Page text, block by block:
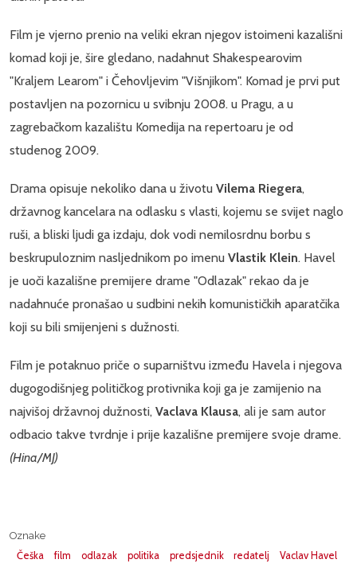
Film je vjerno prenio na veliki ekran njegov istoimeni kazališni
komad koji je, šire gledano, nadahnut Shakespearovim
"Kraljem Learom" i Čehovljevim "Višnjikom". Komad je prvi put
postavljen na pozornicu u svibnju 2008. u Pragu, a u
zagrebačkom kazalištu Komedija na repertoaru je od
studenog 2009.
Drama opisuje nekoliko dana u životu Vilema Riegera,
državnog kancelara na odlasku s vlasti, kojemu se svijet naglo
ruši, a bliski ljudi ga izdaju, dok vodi nemilosrdnu borbu s
beskrupuloznim nasljednikom po imenu Vlastik Klein. Havel
je uoči kazališne premijere drame "Odlazak" rekao da je
nadahnuće pronašao u sudbini nekih komunističkih aparatčika
koji su bili smijenjeni s dužnosti.
Film je potaknuo priče o suparništvu između Havela i njegova
dugogodišnjeg političkog protivnika koji ga je zamijenio na
najvišoj državnoj dužnosti, Vaclava Klausa, ali je sam autor
odbacio takve tvrdnje i prije kazališne premijere svoje drame.
(Hina/MJ)
Oznake
Češka
film odlazak politika predsjednik redatelj Vaclav Havel